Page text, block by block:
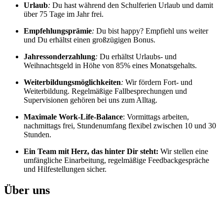
Urlaub: Du hast während den Schulferien Urlaub und damit
über 75 Tage im Jahr frei.
Empfehlungsprämie: Du bist happy? Empfiehl uns weiter
und Du erhältst einen großzügigen Bonus.
Jahressonderzahlung: Du erhältst Urlaubs- und
Weihnachtsgeld in Höhe von 85% eines Monatsgehalts.
Weiterbildungsmöglichkeiten: Wir fördern Fort- und
Weiterbildung. Regelmäßige Fallbesprechungen und
Supervisionen gehören bei uns zum Alltag.
Maximale Work-Life-Balance: Vormittags arbeiten,
nachmittags frei, Stundenumfang flexibel zwischen 10 und 30
Stunden.
Ein Team mit Herz, das hinter Dir steht: Wir stellen eine
umfängliche Einarbeitung, regelmäßige Feedbackgespräche
und Hilfestellungen sicher.
Über uns